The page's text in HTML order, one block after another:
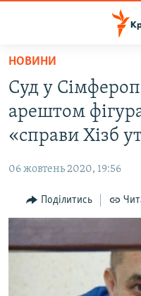
Перейти
основного
матеріалу
Перейти
до
основної
Перейти
до
ВОДА.КРИМ
ВІДЕО ТА ФОТО
БЛОГИ
ПОГЛЯД
ВСЕ ЗА ДЕНЬ
НОВИНИ
Суд у
арештом
«справи Хізб
06 жовтень 2020, 19:56
Поділитись